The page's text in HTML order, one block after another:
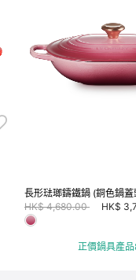
長形琺瑯鑄鐵鍋 (銅色鍋蓋
Price reduced from
HK$ 4,680.00to HK$
正價鍋具產